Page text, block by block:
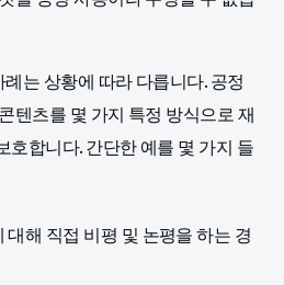
는 상황에 따라 다릅니다. 공정
텐츠를 몇 가지 특정 방식으로 재
합니다. 간단한 예를 몇 가지 들
해 직접 비평 및 논평을 하는 경